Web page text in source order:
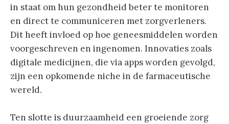
in staat om hun gezondheid beter te monitoren
en direct te communiceren met zorgverleners.
Dit heeft invloed op hoe geneesmiddelen worden
voorgeschreven en ingenomen. Innovaties zoals
digitale medicijnen, die via apps worden gevolgd,
zijn een opkomende niche in de farmaceutische
wereld.
Ten slotte is duurzaamheid een groeiende zorg